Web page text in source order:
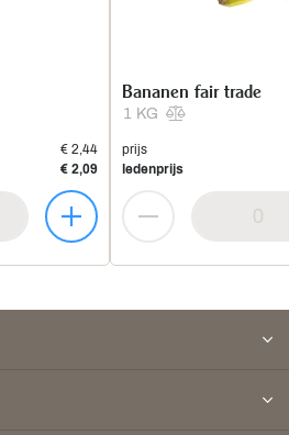
€ 2,44
€ 2,09
1 KG
Bananen fair trade
prijs
ledenprijs